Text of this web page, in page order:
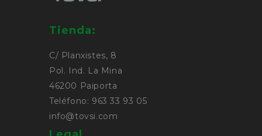
Tienda:
C/ Planxistes, 8
Pol. Ind. La Mina
46200 Paiporta
Teléfono: 963 33 93 05
info@tovsi.com